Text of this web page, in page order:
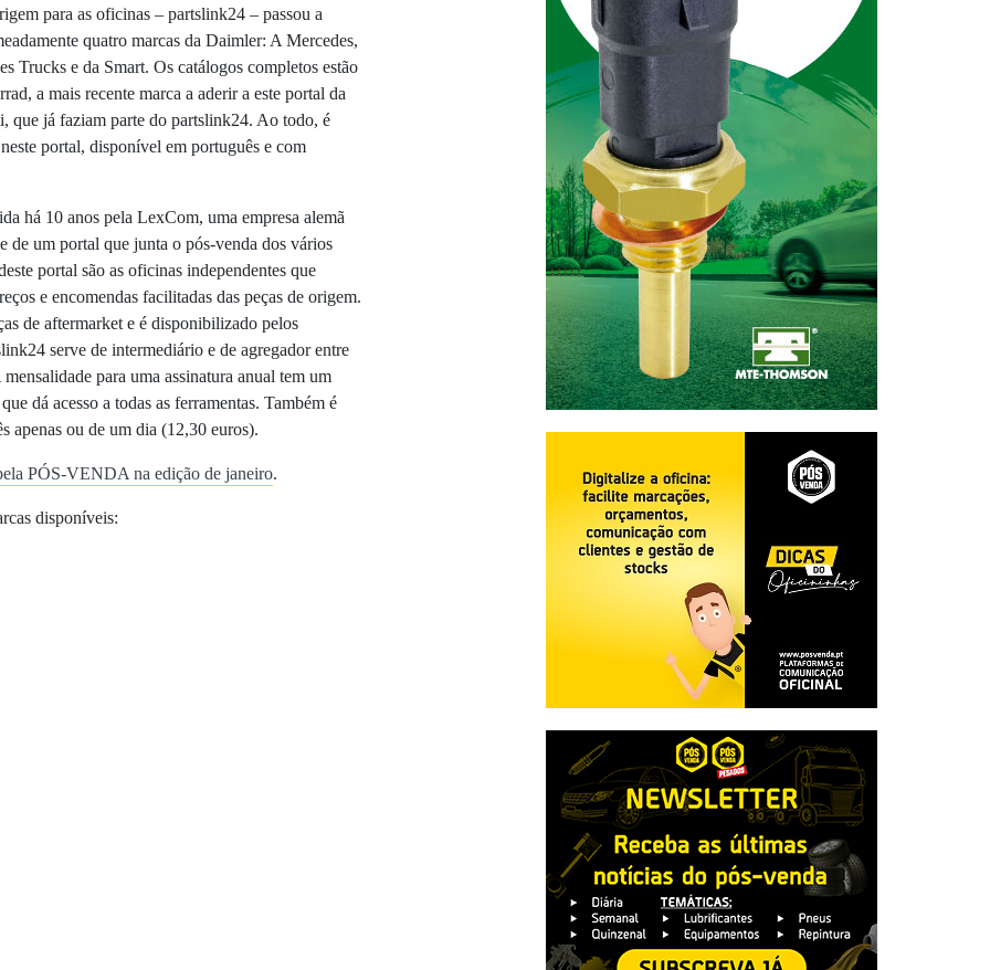
para as oficinas – partslink24 – passou a
quatro marcas da Daimler: A Mercedes,
Trucks e da Smart. Os catálogos completos estão
a mais recente marca a aderir a este portal da
já faziam parte do partslink24. Ao todo, é
portal, disponível em português e com
há 10 anos pela LexCom, uma empresa alemã
de um portal que junta o pós-venda dos vários
portal são as oficinas independentes que
e encomendas facilitadas das peças de origem.
de aftermarket e é disponibilizado pelos
serve de intermediário e de agregador entre
para uma assinatura anual tem um
dá acesso a todas as ferramentas. Também é
apenas ou de um dia (12,30 euros).
PÓS-VENDA na edição de janeiro.
disponíveis: